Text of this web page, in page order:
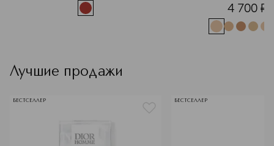
4 700 ¤
Лучшие продажи
БЕСТСЕЛЛЕР БЕСТСЕЛЛЕР